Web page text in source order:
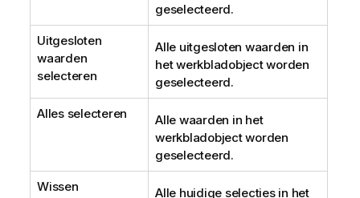
geselecteerd.
Uitgesloten
waarden
selecteren
Alle uitgesloten waarden in
het werkbladobject worden
geselecteerd.
Alles selecteren
Alle waarden in het
werkbladobject worden
geselecteerd.
Wissen
Alle huidige selecties in het